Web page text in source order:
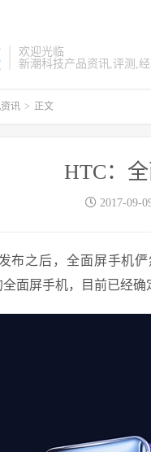
欢迎光临
新潮科技产品资讯,评测,
讯 > 正文
HTC：
2017-09-
布之后，全面屏手机
面屏手机，目前已经